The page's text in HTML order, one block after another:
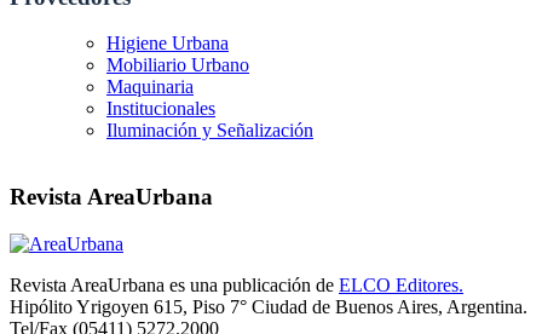
Higiene Urbana
Mobiliario Urbano
Maquinaria
Institucionales
Iluminación y Señalización
Revista AreaUrbana
Revista AreaUrbana es una publicación de ELCO Editores.
Hipólito Yrigoyen 615, Piso 7° Ciudad de Buenos Aires, Argentina.
Tel/Fax (05411) 5272.2000